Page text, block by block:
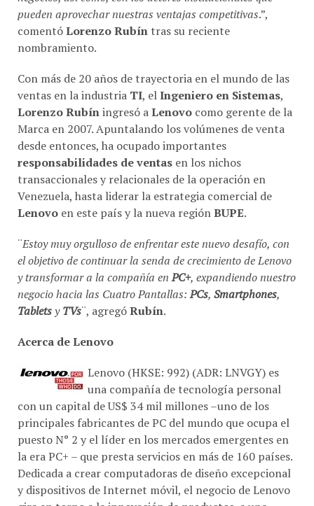
comentóLorenzo Rubíntras su reciente
nombramiento.
ventas en la industriaTI, elIngeniero en Sistemas,
Lorenzo Rubíningresó aLenovocomo gerente de la
Marca en 2007. Apuntalando los volúmenes de venta
desde entonces, ha ocupado importantes
responsabilidades de ventasen los nichos
transaccionales y relacionales de la operación en
Venezuela, hasta liderar la estrategia comercial de
Lenovoen este país y la nueva regiónBUPE.
el objetivo de continuar la senda de crecimiento de Lenovo
y transformar a la compañía en PC+, expandiendo nuestro
negocio hacia las Cuatro Pantallas:PCs,Smartphones,
TabletsyTVs¨, agregóRubín.
una compañía de tecnología personal
con un capital de US$ 34 mil millones –uno de los
principales fabricantes de PC del mundo que ocupa el
puesto N° 2 y el líder en los mercados emergentes en
la era PC+ – que presta servicios en más de 160 países.
Dedicada a crear computadoras de diseño excepcional
y dispositivos de Internet móvil, el negocio de Lenovo
gira en torno a la innovación de productos, a una